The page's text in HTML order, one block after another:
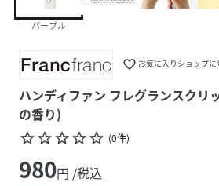
パープル
favorite_border お気に入りショップに
ハンディファン フレグランスクリ
の香り)
star_borderstar_borderstar_borderstar_borderstar_border (0件)
980円 /税込